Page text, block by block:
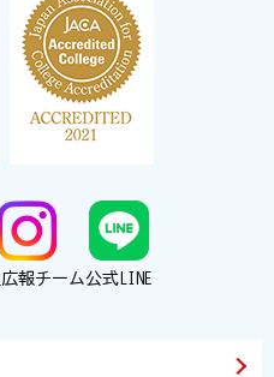
報チーム公式LINE